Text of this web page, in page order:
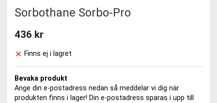
Sorbothane Sorbo-Pro
436 kr
Finns ej i lagret
Bevaka produkt
Ange din e-postadress nedan så meddelar vi dig när
produkten finns i lager! Din e-postadress sparas i upp till